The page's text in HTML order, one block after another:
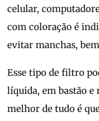
celular,
com coloração é
evitar manchas,
Esse tipo de filtro
líquida, em bastão e
melhor de tudo é